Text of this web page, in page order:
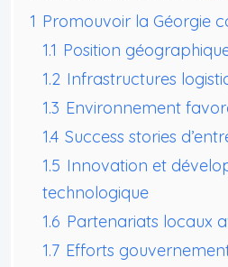
1 Promouvoir la Géorgie
1.1 Position
1.2 Infrastructures
1.3 Environnement
1.4 Success stories
1.5 Innovation et
technologique
1.6 Partenariats locaux
1.7 Efforts